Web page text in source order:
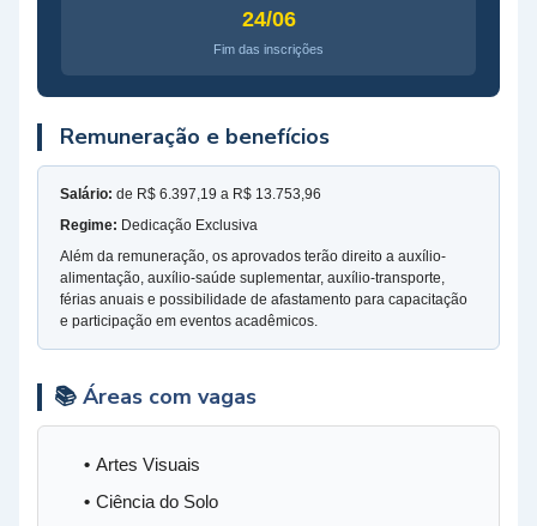
24/06
Fim das inscrições
Remuneração e benefícios
Salário: de R$ 6.397,19 a R$ 13.753,96
Regime: Dedicação Exclusiva
Além da remuneração, os aprovados terão direito a auxílio-
alimentação, auxílio-saúde suplementar, auxílio-transporte,
férias anuais e possibilidade de afastamento para capacitação
e participação em eventos acadêmicos.
📚 Áreas com vagas
Artes Visuais
Ciência do Solo